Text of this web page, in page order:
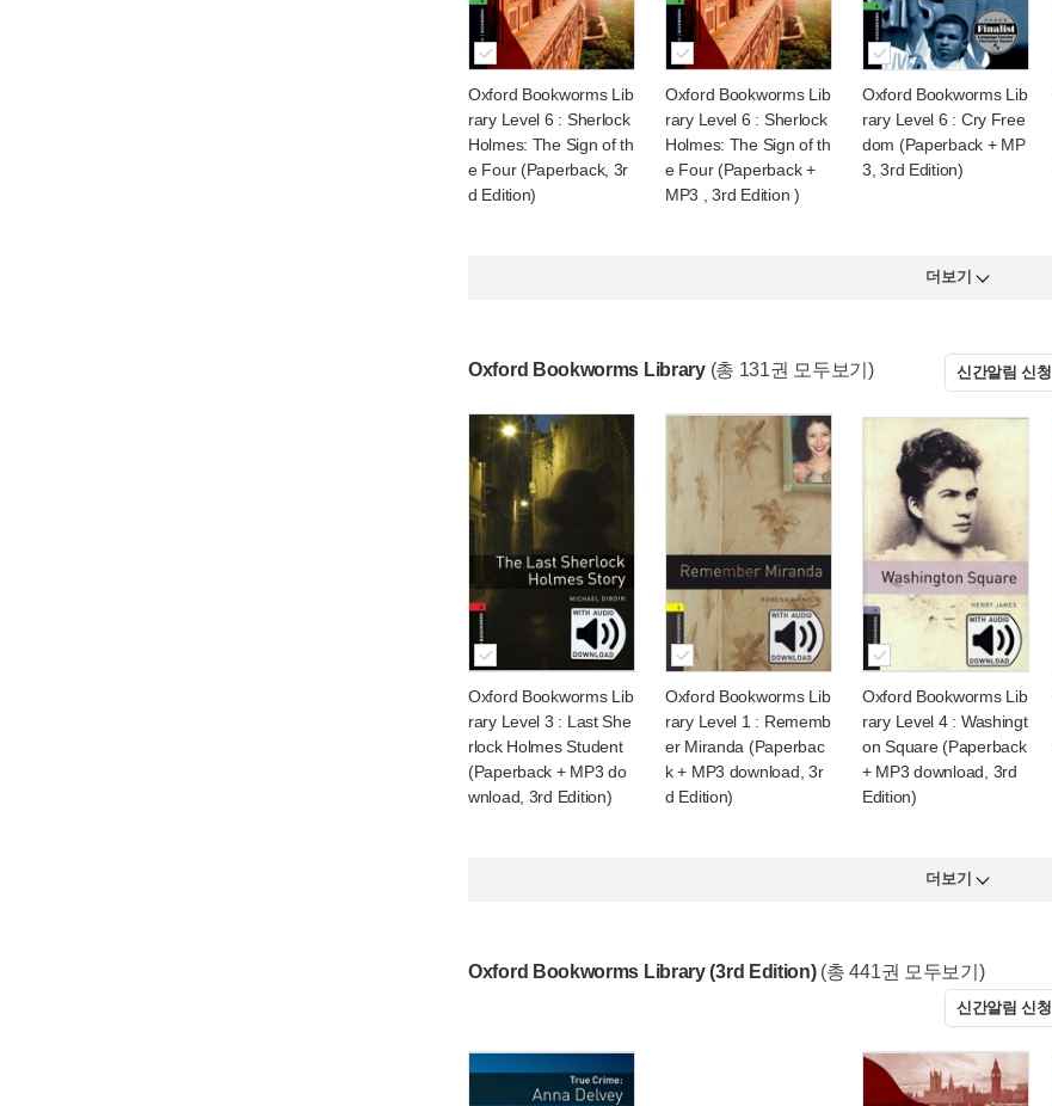
Oxford Bookworms Lib
rary Level 6 : Sherlock
Holmes: The Sign of th
e Four (Paperback, 3r
d Edition)
Oxford Bookworms Lib
rary Level 6 : Sherlock
Holmes: The Sign of th
e Four (Paperback +
MP3 , 3rd Edition )
Oxford Bookworms Lib
rary Level 6 : Cry Free
dom (Paperback + MP
3, 3rd Edition)
더보기
Oxford Bookworms Library (총 131권 모두보기) 신간알림 신청
Oxford Bookworms Lib
rary Level 3 : Last She
rlock Holmes Student
(Paperback + MP3 do
wnload, 3rd Edition)
Oxford Bookworms Lib
rary Level 1 : Rememb
er Miranda (Paperbac
k + MP3 download, 3r
d Edition)
Oxford Bookworms Lib
rary Level 4 : Washingt
on Square (Paperback
+ MP3 download, 3rd
Edition)
더보기
Oxford Bookworms Library (3rd Edition) (총 441권 모두보기)
신간알림 신청